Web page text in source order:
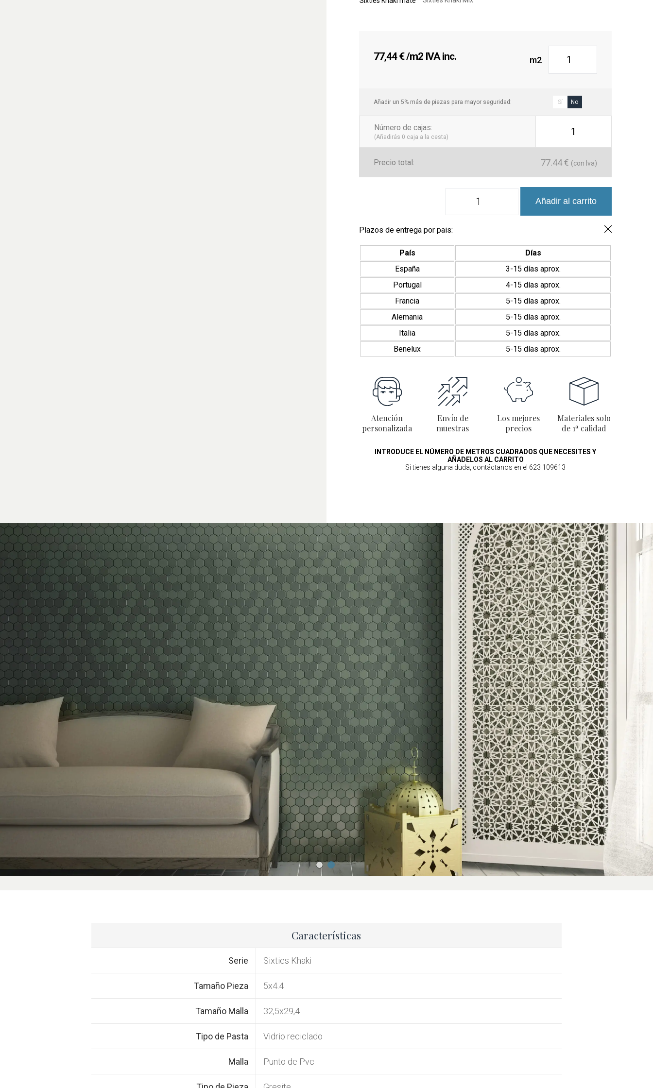
garantiza seguridad y confort. Gracias a su versatilidad, se adapta a una amplia
gama de proyectos, tanto residenciales como comerciales. Con su fácil
es una opción confiable y
duradera que transformará cualquier espacio, aportando un acabado de alta
calidad y un toque único.
77,44€/m2 IVA inc. m2
Añadir un 5% más de piezas para mayor seguridad: Sí No
Número de cajas:
(Añadirás 0 caja a la cesta) 1
Precio total: 77.44€ (con Iva)
Hexagonal
5x4.4
cantidad
Añadir al carrito
Plazos de entrega por pais:
País
Días
España
3-15 días aprox.
Portugal
4-15 días aprox.
Francia
5-15 días aprox.
Alemania
5-15 días aprox.
Italia
5-15 días aprox.
Benelux
5-15 días aprox.
Atención
personalizada
Envío de
muestras
Los mejores
precios
Materiales solo
de 1ª calidad
INTRODUCE EL NÚMERO DE METROS CUADRADOS QUE NECESITES Y
AÑADELOS AL CARRITO
Si tienes alguna duda, contáctanos en el 623 109613
Características
Serie Sixties Khaki
Tamaño Pieza 5x4.4
Tamaño Malla 32,5x29,4
Tipo de Pasta Vidrio reciclado
Malla Punto de Pvc